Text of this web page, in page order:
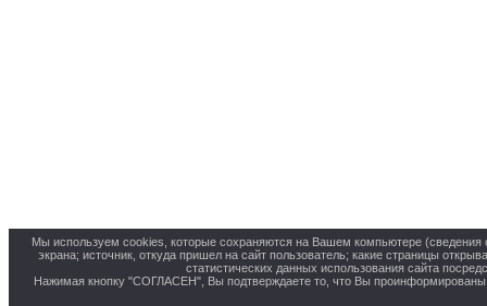
Мы используем cookies, которые сохраняются на Вашем компьютере (сведения
экрана; источник, откуда пришел на сайт пользователь; какие страницы
статистических данных использования сайта
Нажимая кнопку "СОГЛАСЕН", Вы подтверждаете то, что Вы